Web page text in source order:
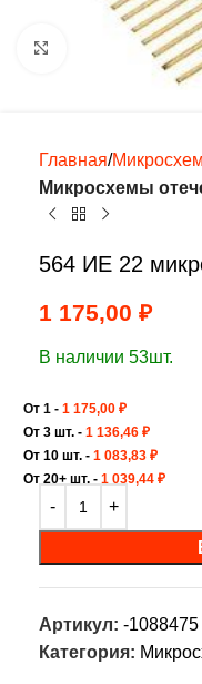
Нажмите, чтобы
Главная
Микросхемы
564 ИЕ 22
1 175,00 ₽
В наличии 53шт.
От 1 - 1 175,00 ₽
От 3 шт. - 1 136,46 ₽
От 10 шт. - 1 083,83 ₽
От 20+ шт. - 1 039,44 ₽
Артикул: -1088475
Категория: